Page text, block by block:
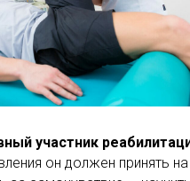
участник
он должен принять